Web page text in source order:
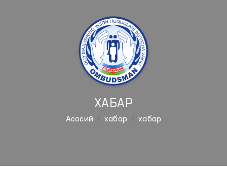
ХАБАР
Aсосий хабар хабар